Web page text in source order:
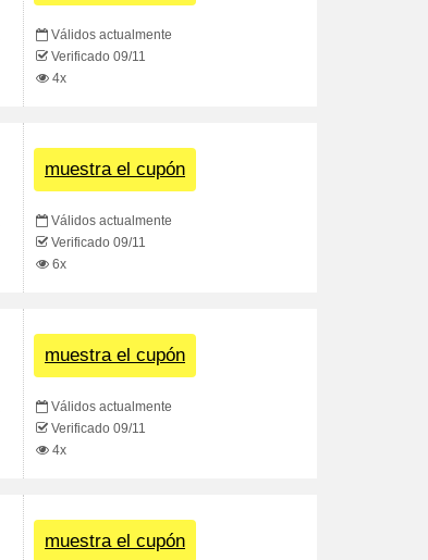
Válidos actualmente
Verificado 09/11
4x
muestra el cupón
Válidos actualmente
Verificado 09/11
6x
muestra el cupón
Válidos actualmente
Verificado 09/11
4x
muestra el cupón